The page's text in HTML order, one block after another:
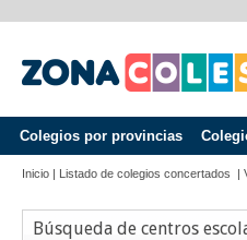
Colegios por provincias
Inicio | Listado de colegios concertados |
Búsqueda de centros